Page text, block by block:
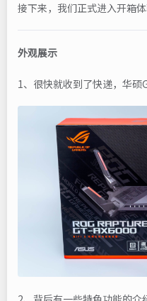
接下来，我们正式进入开箱体
外观展示
1、很快就收到了快递，华硕